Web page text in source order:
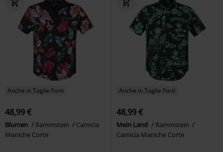
Anche in Taglie Forti
48,99 €
Blumen Rammstein
Camicia
Maniche Corte
Anche in Taglie Forti
48,99 €
Mein Land
Rammstein
Camicia Maniche Corte